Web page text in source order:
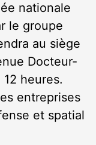
nationale
le groupe
au siège
Docteur-
heures.
entreprises
et spatial